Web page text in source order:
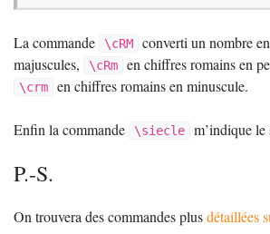
La commande \cRM
converti un nombre
majuscules,
\cRm en chiffres romains en
\crm en chiffres romains en minuscule.
Enfin la commande \siecle m’indique le
P.-S.
On trouvera des commandes plusdétaillées